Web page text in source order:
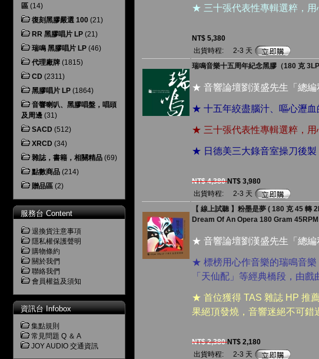
區 (14)
復刻黑膠嚴選 100 (21)
RR 黑膠唱片 LP (21)
瑞鳴 黑膠唱片 LP (46)
代理廠牌 (1815)
CD (2311)
黑膠唱片 LP (1864)
音響喇叭、黑膠唱盤，唱頭
及周邊 (31)
SACD (512)
XRCD (34)
雜誌，書籍，相關精品 (69)
點數商品 (214)
贈品區 (2)
服務台 Content
退換貨注意事項
隱私權保護聲明
購物條約
關於我們
聯絡我們
會員權益及須知
資訊台 Infobox
集點規則
常見問題 Q ＆ A
JOY AUDIO 交通資訊
★ 三十張代表性專輯選粹，用
NT$ 5,380
出貨時程:
2-3 天
瑞鳴音樂十五周年紀念黑膠（180 克 3LP
★ 音響論壇劉漢盛先生「總編
★ 十五年絞盡腦汁、嘔心瀝
★ 三十張代表性專輯選粹，用
★ 日德美三大錄音室操刀後製
NT$ 4,380NT$ 3,980
出貨時程:
2-3 天
【 線上試聽 】粉墨是夢 ( 180 克 45 轉
Dream Of An Opera 180 Gram
★ 音響論壇劉漢盛先生「總編
★ 標榜用心作音樂的瑞鳴音樂
「天仙配」等經典橋段，由
★ 首位獲得 TAS 雜誌 HP 推
果絕頂發燒，音響迷絕不可錯
NT$ 2,380NT$ 2,180
出貨時程:
2-3 天